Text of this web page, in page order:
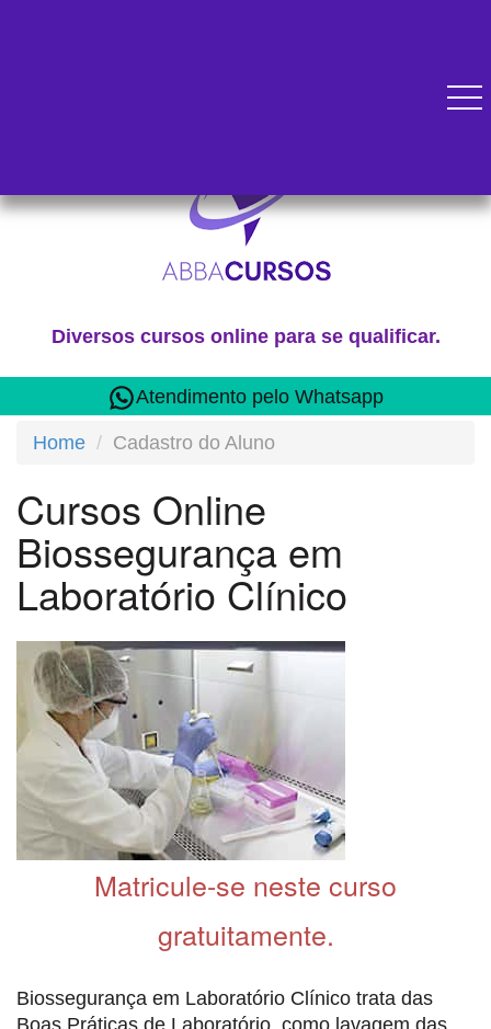
Atendimento pelo Whatsapp
Diversos cursos online para se qualificar.
Home Cadastro do Aluno
Cursos Online
Biossegurança em
Laboratório Clínico
Matricule-se neste curso
gratuitamente.
Biossegurança em Laboratório Clínico trata das
Boas Práticas de Laboratório, como lavagem das